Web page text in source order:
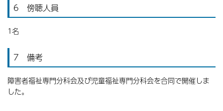
6 傍聴人員
1名
7 備考
障害者福祉専門分科会及び児童福祉専門分科会を合同で開催しま
した。